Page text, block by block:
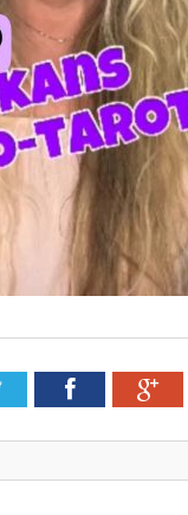
TwitterFacebook